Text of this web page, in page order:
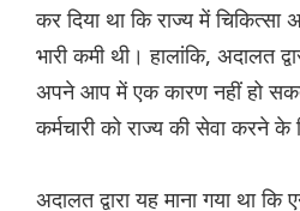
कर दिया था कि राज्य में चिकित्सा
भारी कमी थी। हालांकि, अदालत
अपने आप में एक कारण नहीं हो
कर्मचारी को राज्य की सेवा करने
अदालत द्वारा यह माना गया था